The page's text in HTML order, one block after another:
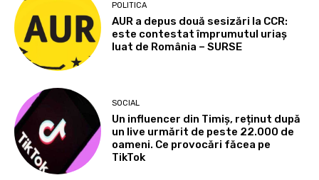
POLITICA
AUR a depus două sesizări la CCR:
este contestat împrumutul uriaș
luat de România – SURSE
SOCIAL
Un influencer din Timiș, reținut după
un live urmărit de peste 22.000 de
oameni. Ce provocări făcea pe
TikTok